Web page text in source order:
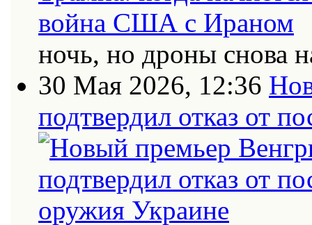
ночь, но дроны снова
30 Мая 2026, 12:36
подтвердил отказ от